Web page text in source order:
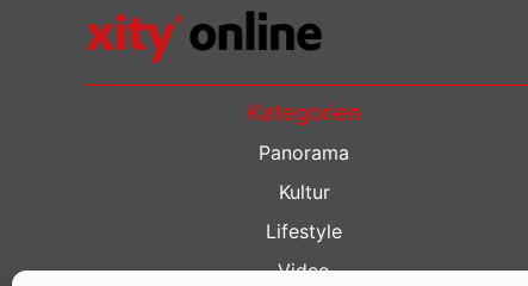
Kategorien
Panorama
Kultur
Lifestyle
Video